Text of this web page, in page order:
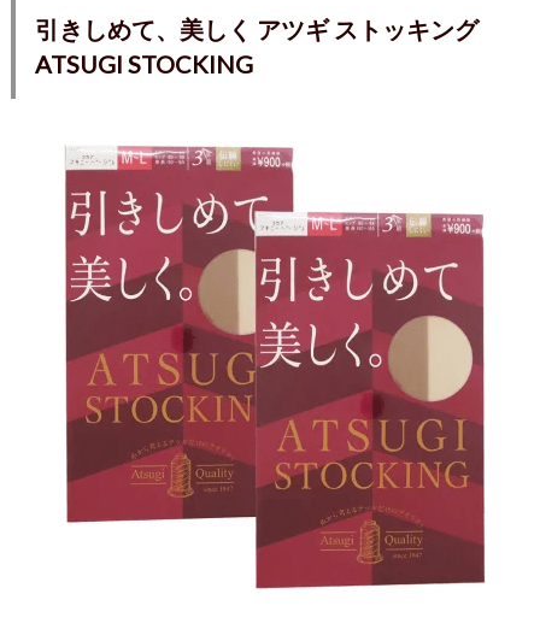
引きしめて、美しく アツギ ストッキング
ATSUGI STOCKING